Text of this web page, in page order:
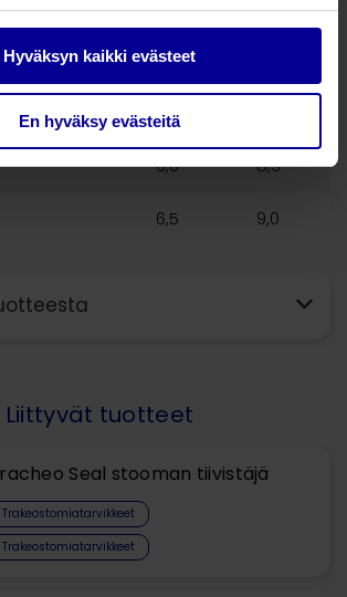
Hyväksyn kaikki evästeet
En hyväksy evästeitä
kanyyli
5,0
5,5
6,0 8,3
6,5 9,0
Liittyvät tuotteet
Seal stooman tiivistäjä
Trakeostomiatarvikkeet
Trakeostomiatarvikkeet